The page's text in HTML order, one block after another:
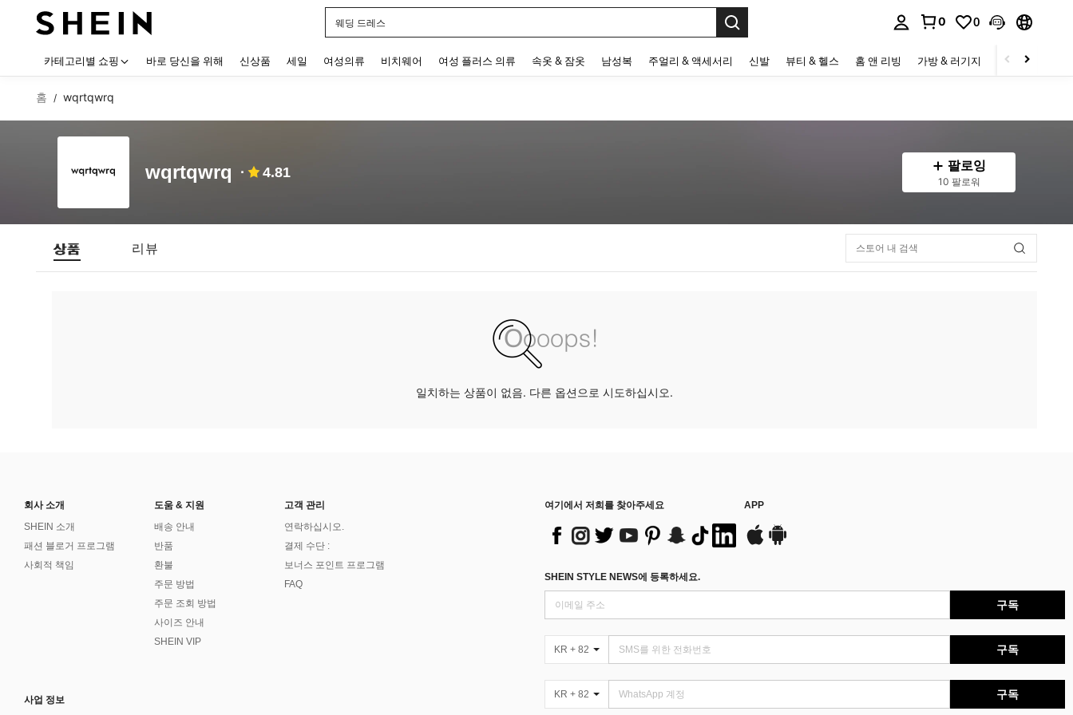
웨딩 드레스
0 0
카테고리별 쇼핑 바로 당신을 위해 신상품 세일 여성의류 비치웨어 여성 플러스 의류 속옷 & 잠옷 남성복 주얼리 & 액세서리 신발 뷰티 & 헬스 홈 앤 리빙 가방 & 러기지 스포츠 & 아웃
홈 / wqrtqwrq
wqrtqwrq 4.81 팔로잉
10 팔로워
상품 리뷰
일치하는 상품이 없음. 다른 옵션으로 시도하십시오.
회사 소개
SHEIN 소개
패션 블로거 프로그램
사회적 책임
도움 & 지원
배송 안내
반품
환불
주문 방법
주문 조회 방법
사이즈 안내
SHEIN VIP
고객 관리
연락하십시오.
결제 수단 :
보너스 포인트 프로그램
FAQ
사업 정보
여기에서 저희를 찾아주세요 APP
SHEIN STYLE NEWS에 등록하세요.
구독
KR + 82 구독
KR + 82 구독